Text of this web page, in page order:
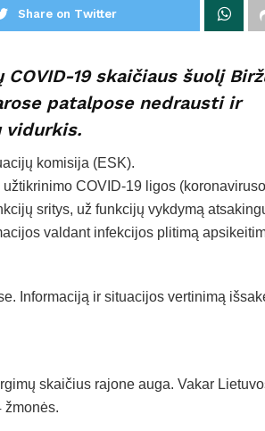
Share on Twitter
19 skaičiaus šuolį
patalpose nedrausti ir
vidurkis.
komisija (ESK).
COVID-19 ligos (koronaviruso
sritys, už funkcijų vykdymą
valdant infekcijos plitimą
Informaciją ir situacijos vertinimą
skaičius rajone auga. Vakar
žmonės.